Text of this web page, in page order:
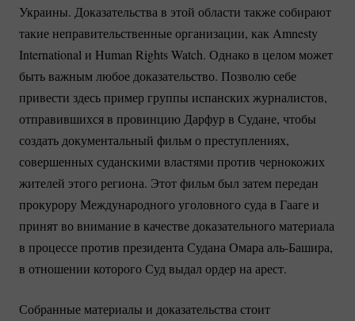
Украины. Доказательства в этой области также собирают
такие неправительственные организации, как Amnesty
International и Human Rights Watch. Однако в целом может
быть важным любое доказательство. Позволю себе
привести здесь пример группы испанских журналистов,
отправившихся в провинцию Дарфур в Судане, чтобы
создать документальный фильм о преступлениях,
совершенных суданскими властями против чернокожих
жителей этого региона. Этот фильм был затем передан
прокурору Международного уголовного суда в Гааге и
принят во внимание в качестве доказательного материала
в процессе против президента Судана Омарааль-Башира,
в отношении которого Суд выдал ордер на арест.
Собранные материалы и доказательства стоит